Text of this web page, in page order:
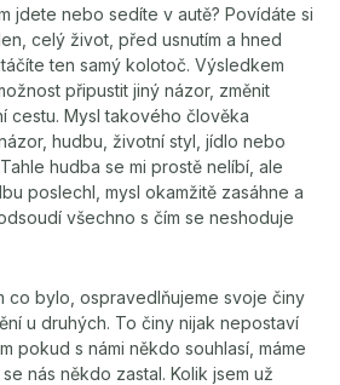
jdete nebo sedíte v autě? Povídáte si
celý život, před usnutím a hned
ten samý kolotoč. Výsledkem
připustit jiný názor, změnit
cestu. Mysl takového člověka
hudbu, životní styl, jídlo nebo
hudba se mi prostě nelíbí, ale
poslechl, mysl okamžitě zasáhne a
všechno s čím se neshoduje
co bylo, ospravedlňujeme svoje činy
u druhých. To činy nijak nepostaví
pokud s námi někdo souhlasí, máme
nás někdo zastal. Kolik jsem už